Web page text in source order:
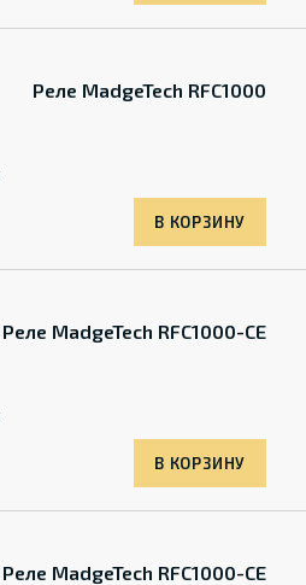
Реле MadgeTech RFC1000
В КОРЗИНУ
Реле MadgeTech RFC1000-CE
В КОРЗИНУ
Реле MadgeTech RFC1000-CE